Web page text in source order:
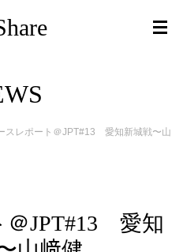
スレポート＠JPT#13 愛知新城戦〜山
＠JPT#13 愛知